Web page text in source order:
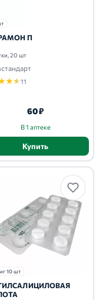
П
20 шт
★★11
60 ₽
В 1 аптеке
Купить
10 шт